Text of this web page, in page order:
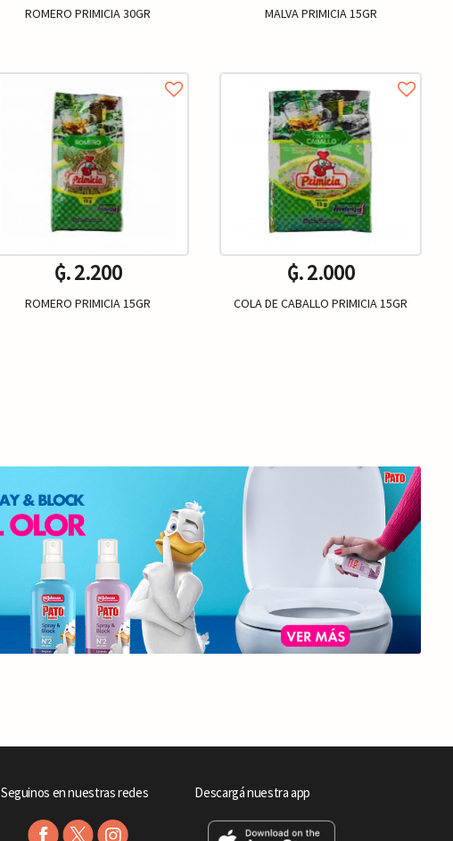
ROMERO PRIMICIA 30GR
₲. 2.200
ROMERO PRIMICIA 15GR
MALVA PRIMICIA 15GR
₲. 2.000
COLA DE CABALLO PRIMICIA 15GR
Seguinos en nuestras redes Descargá nuestra app